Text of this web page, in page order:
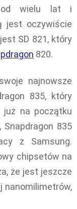
od wielu lat i
jest oczywiście
SD 821, który
820.
najnowsze
835, który
już na początku
Snapdragon 835
z Samsung.
chipsetów na
że jest jeszcze
nanomilimetrów,